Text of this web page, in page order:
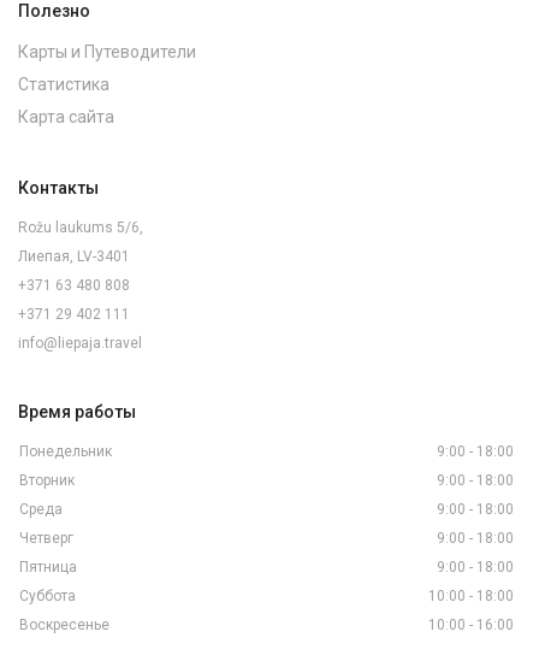
Полезно
Карты и Путеводители
Статистика
Карта сайта
Контакты
Rožu laukums 5/6,
Лиепая, LV-3401
+371 63 480 808
+371 29 402 111
info@liepaja.travel
Время работы
Понедельник
9:00 - 18:00
Вторник
9:00 - 18:00
Среда
9:00 - 18:00
Четверг
9:00 - 18:00
Пятница
9:00 - 18:00
Суббота
10:00 - 18:00
Воскресенье
10:00 - 16:00